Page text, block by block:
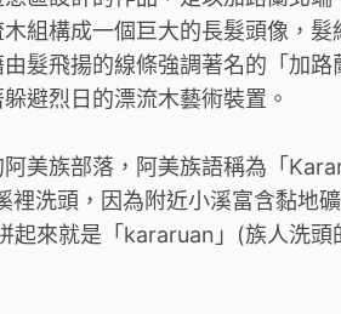
組構成一個巨大的長髮頭像，
髮飛揚的線條強調著名的「加路
避烈日的漂流木藝術裝置。
美族部落，阿美族語稱為「
洗頭，因為附近小溪富含黏地
來就是「kararuan」(族人洗頭